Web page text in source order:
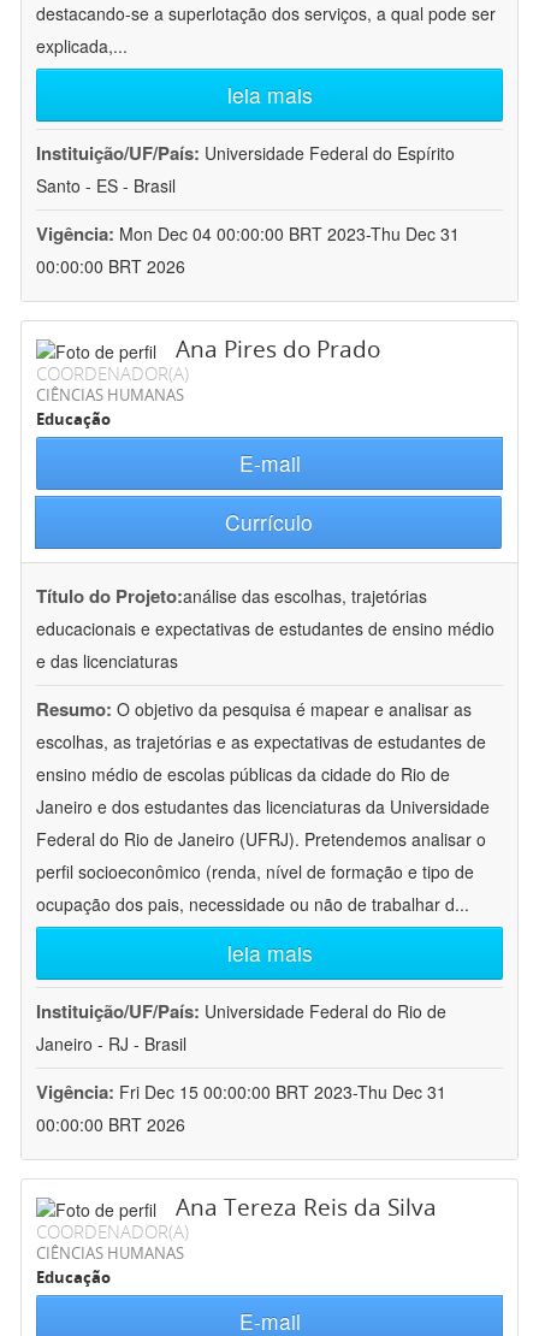
destacando-se a superlotação dos serviços, a qual pode ser
explicada,...
leia mais
Instituição/UF/País: Universidade Federal do Espírito
Santo - ES - Brasil
Vigência: Mon Dec 04 00:00:00 BRT 2023-Thu Dec 31
00:00:00 BRT 2026
Ana Pires do Prado
COORDENADOR(A)
CIÊNCIAS HUMANAS
Educação
E-mail
Currículo
Título do Projeto:análise das escolhas, trajetórias
educacionais e expectativas de estudantes de ensino médio
e das licenciaturas
Resumo: O objetivo da pesquisa é mapear e analisar as
escolhas, as trajetórias e as expectativas de estudantes de
ensino médio de escolas públicas da cidade do Rio de
Janeiro e dos estudantes das licenciaturas da Universidade
Federal do Rio de Janeiro (UFRJ). Pretendemos analisar o
perfil socioeconômico (renda, nível de formação e tipo de
ocupação dos pais, necessidade ou não de trabalhar d...
leia mais
Instituição/UF/País: Universidade Federal do Rio de
Janeiro - RJ - Brasil
Vigência: Fri Dec 15 00:00:00 BRT 2023-Thu Dec 31
00:00:00 BRT 2026
Ana Tereza Reis da Silva
COORDENADOR(A)
CIÊNCIAS HUMANAS
Educação
E-mail